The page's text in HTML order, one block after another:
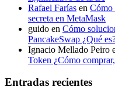
Rafael Farías en Cómo
secreta en MetaMask
guido en Cómo
PancakeSwap ¿Qué
Ignacio Mellado Peiro
Token ¿Cómo
Entradas recientes